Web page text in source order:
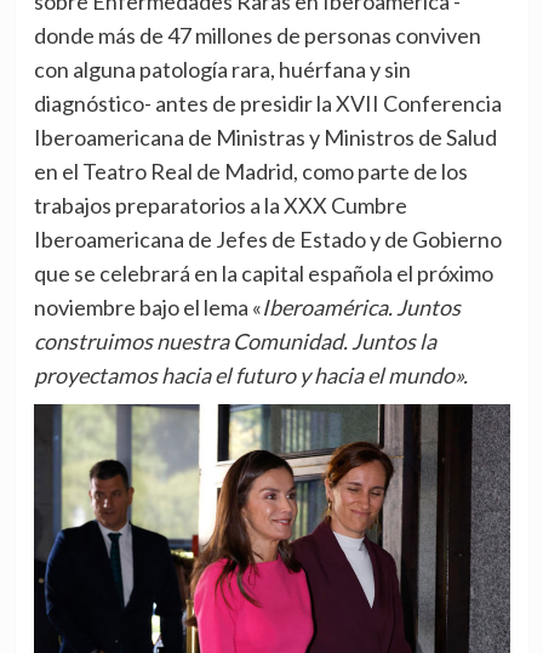
donde más de 47 millones de personas conviven
con alguna patología rara, huérfana y sin
diagnóstico- antes de presidir la XVII Conferencia
Iberoamericana de Ministras y Ministros de Salud
en el Teatro Real de Madrid, como parte de los
trabajos preparatorios a la XXX Cumbre
Iberoamericana de Jefes de Estado y de Gobierno
que se celebrará en la capital española el próximo
noviembre bajo el lema «Iberoamérica. Juntos
construimos nuestra Comunidad. Juntos la
proyectamos hacia el futuro y hacia el mundo».